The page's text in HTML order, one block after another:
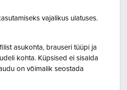
vajalikus ulatuses.
asukohta, brauseri tüüpi ja
kohta. Küpsised ei sisalda
on võimalik seostada